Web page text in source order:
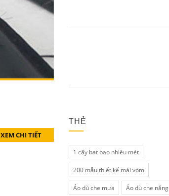
XEM CHI TIẾT
THẺ
1 cây bạt bao nhiêu mét
200 mẫu thiết kế mái vòm
Áo dù che mưa Áo dù che nắng